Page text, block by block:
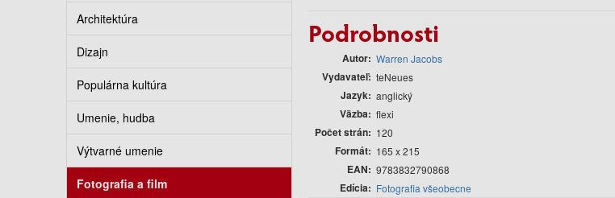
Architektúra
Dizajn
Populárna kultúra
Umenie, hudba
Výtvarné umenie
Fotografia a film
Podrobnosti
Autor Warren Jacobs
Vydavateľ teNeues
Jazyk anglický
Väzba flexi
Počet strán 120
Formát 165 x 215
EAN 9783832790868
Edícia Fotografia všeobecne